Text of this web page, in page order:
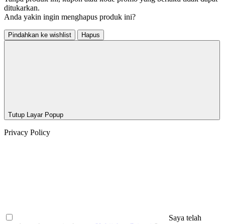
ditukarkan.
Anda yakin ingin menghapus produk ini?
Pindahkan ke wishlist Hapus
Tutup Layar Popup
Privacy Policy
Saya telah